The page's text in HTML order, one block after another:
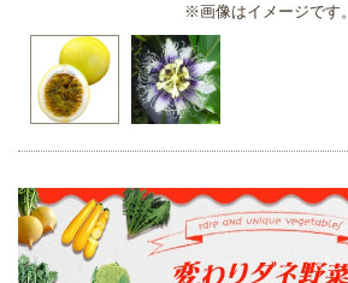
※画像はイメージです。